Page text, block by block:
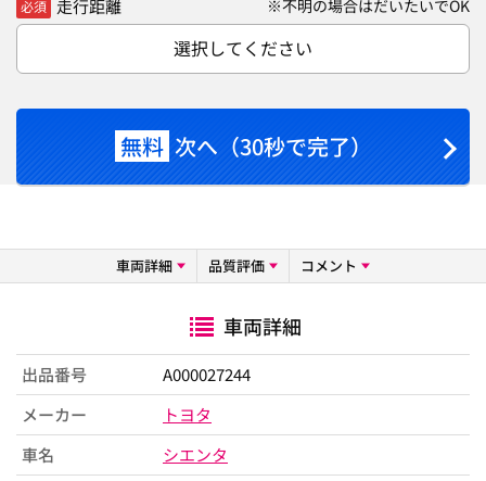
必須 走行距離 ※不明の場合はだいたいでOK
選択してください
無料 次へ（30秒で完了）
車両詳細 品質評価 コメント
車両詳細
出品番号
A000027244
メーカー
トヨタ
車名
シエンタ